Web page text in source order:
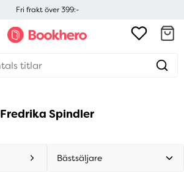
Fri frakt över 399:-
Fredrika Spindler